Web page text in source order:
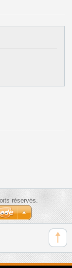
réservés.